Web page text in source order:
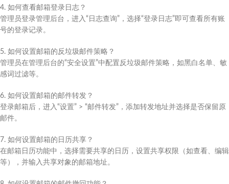
4. 如何查看邮箱登录日志？
管理员登录管理后台，进入“日志查询”，选择“登录日志”即可查看所有账
号的登录记录。
5. 如何设置邮箱的反垃圾邮件策略？
管理员在管理后台的“安全设置”中配置反垃圾邮件策略，如黑白名单、敏
感词过滤等。
6. 如何设置邮箱的邮件转发？
登录邮箱后，进入“设置” > “邮件转发”，添加转发地址并选择是否保留原
邮件。
7. 如何设置邮箱的日历共享？
在邮箱日历功能中，选择需要共享的日历，设置共享权限（如查看、编辑
等），并输入共享对象的邮箱地址。